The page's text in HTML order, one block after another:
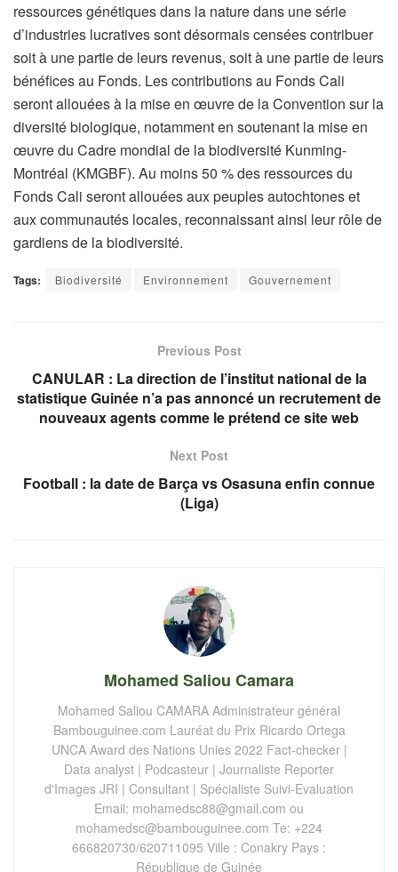
ressources génétiques dans la nature dans une série
d’industries lucratives sont désormais censées contribuer
soit à une partie de leurs revenus, soit à une partie de leurs
bénéfices au Fonds. Les contributions au Fonds Cali
seront allouées à la mise en œuvre de la Convention sur la
diversité biologique, notamment en soutenant la mise en
œuvre du Cadre mondial de la biodiversité Kunming-
Montréal (KMGBF). Au moins 50 % des ressources du
Fonds Cali seront allouées aux peuples autochtones et
aux communautés locales, reconnaissant ainsi leur rôle de
gardiens de la biodiversité.
Tags: Biodiversité Environnement Gouvernement
Previous Post
CANULAR : La direction de l’institut national de la
statistique Guinée n’a pas annoncé un recrutement de
nouveaux agents comme le prétend ce site web
Next Post
Football : la date de Barça vs Osasuna enfin connue
(Liga)
Mohamed Saliou Camara
Mohamed Saliou CAMARA Administrateur général
Bambouguinee.com Lauréat du Prix Ricardo Ortega
UNCA Award des Nations Unies 2022 Fact-checker |
Data analyst | Podcasteur | Journaliste Reporter
d'Images JRI | Consultant | Spécialiste Suivi-Evaluation
Email: mohamedsc88@gmail.com ou
mohamedsc@bambouguinee.com Te: +224
666820730/620711095 Ville : Conakry Pays :
République de Guinée